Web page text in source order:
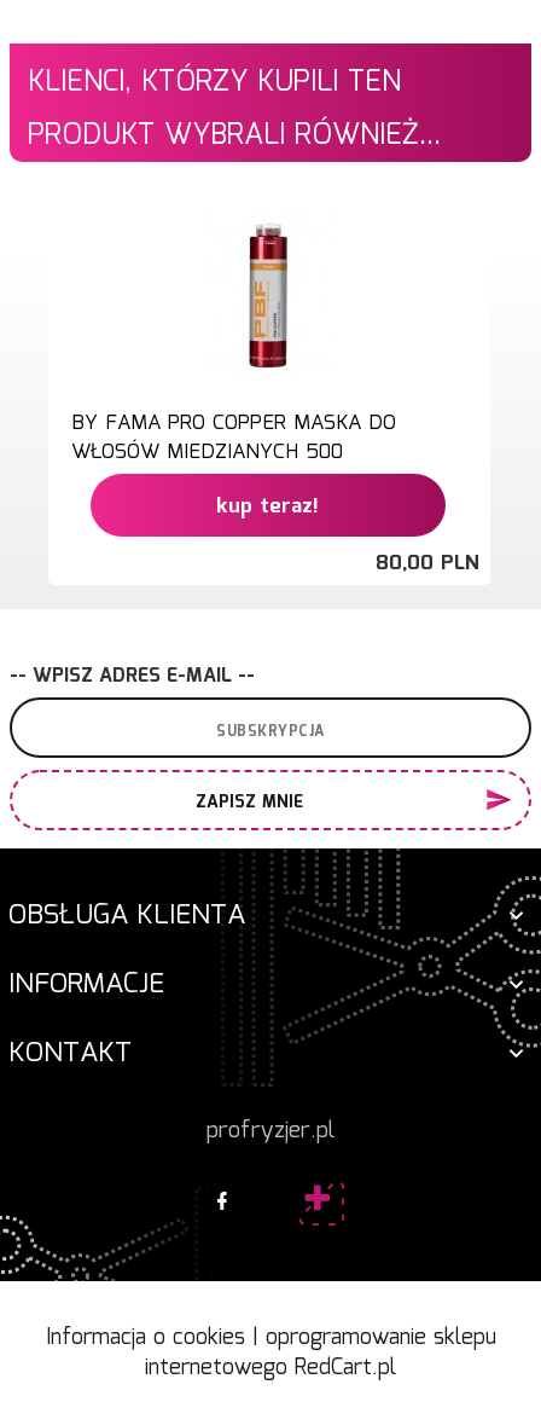
KLIENCI, KTÓRZY KUPILI TEN
PRODUKT WYBRALI RÓWNIEŻ...
BY FAMA PRO COPPER MASKA DO
WŁOSÓW MIEDZIANYCH 500
kup teraz!
80,00 PLN
-- WPISZ ADRES E-MAIL --
ZAPISZ MNIE
OBSŁUGA KLIENTA
INFORMACJE
KONTAKT
profryzjer.pl
Informacja o cookies | oprogramowanie sklepu
internetowego RedCart.pl